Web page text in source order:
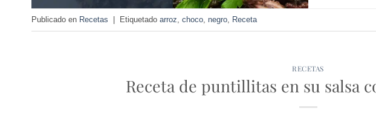
Publicado en Recetas | Etiquetado arroz choco negro Receta
RECETAS
Receta de puntillitas en su salsa